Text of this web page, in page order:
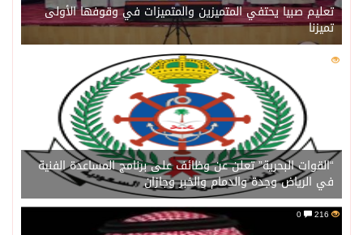
تعليم صبيا يحتفي المتميزين والمتميزات في وقوفها الأولى
تميزنا
216
“القوات البحرية” تعلن عن وظائف على برنامج المساعدة الفنية
في الرياض وجدة والدمام والخبر وجازان
216